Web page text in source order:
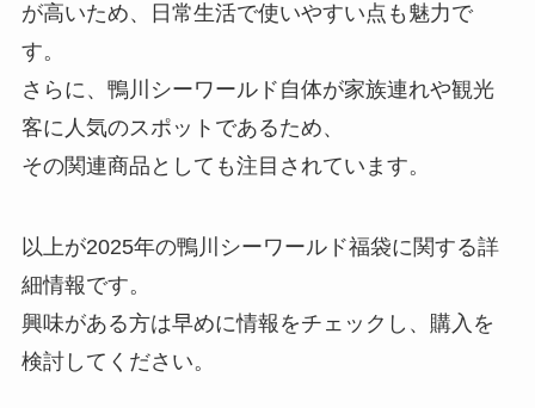
が高いため、日常生活で使いやすい点も魅力で
す。
さらに、鴨川シーワールド自体が家族連れや観光
客に人気のスポットであるため、
その関連商品としても注目されています。
以上が2025年の鴨川シーワールド福袋に関する詳
細情報です。
興味がある方は早めに情報をチェックし、購入を
検討してください。